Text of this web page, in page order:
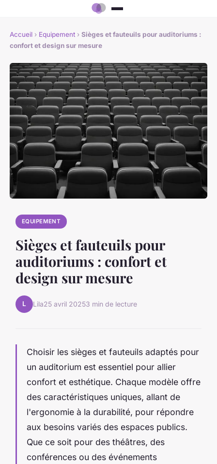
Accueil › Equipement › Sièges et fauteuils pour auditoriums :
confort et design sur mesure
EQUIPEMENT
Sièges et fauteuils pour
auditoriums : confort et
design sur mesure
L Lila25 avril 20253 min de lecture
Choisir les sièges et fauteuils adaptés pour
un auditorium est essentiel pour allier
confort et esthétique. Chaque modèle offre
des caractéristiques uniques, allant de
l'ergonomie à la durabilité, pour répondre
aux besoins variés des espaces publics.
Que ce soit pour des théâtres, des
conférences ou des événements